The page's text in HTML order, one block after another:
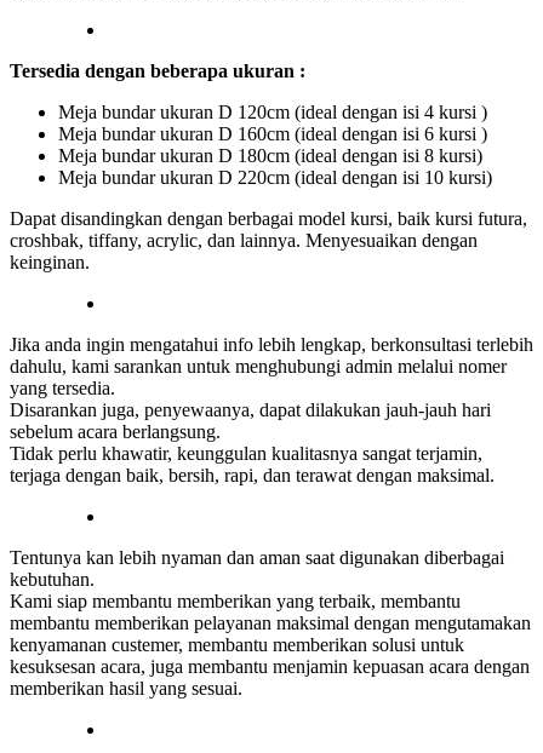
Tersedia dengan beberapa ukuran :
Meja bundar ukuran D 120cm (ideal dengan isi 4 kursi )
Meja bundar ukuran D 160cm (ideal dengan isi 6 kursi )
Meja bundar ukuran D 180cm (ideal dengan isi 8 kursi)
Meja bundar ukuran D 220cm (ideal dengan isi 10 kursi)
Dapat disandingkan dengan berbagai model kursi, baik kursi futura,
croshbak, tiffany, acrylic, dan lainnya. Menyesuaikan dengan
keinginan.
Jika anda ingin mengatahui info lebih lengkap, berkonsultasi terlebih
dahulu, kami sarankan untuk menghubungi admin melalui nomer
yang tersedia.
Disarankan juga, penyewaanya, dapat dilakukan jauh-jauh hari
sebelum acara berlangsung.
Tidak perlu khawatir, keunggulan kualitasnya sangat terjamin,
terjaga dengan baik, bersih, rapi, dan terawat dengan maksimal.
Tentunya kan lebih nyaman dan aman saat digunakan diberbagai
kebutuhan.
Kami siap membantu memberikan yang terbaik, membantu
membantu memberikan pelayanan maksimal dengan mengutamakan
kenyamanan custemer, membantu memberikan solusi untuk
kesuksesan acara, juga membantu menjamin kepuasan acara dengan
memberikan hasil yang sesuai.